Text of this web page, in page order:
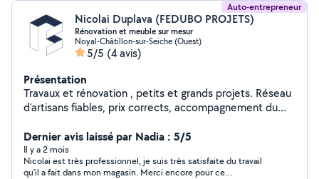
Auto-entrepreneur
Nicolai Duplava (FEDUBO PROJETS)
Rénovation et meuble sur mesur
Noyal-Châtillon-sur-Seiche (Ouest)
5/5 (4 avis)
Présentation
Travaux et rénovation , petits et grands projets. Réseau
d'artisans fiables, prix corrects, accompagnement du
meubles sur mesure. Devis rapide.
Dernier avis laissé par Nadia : 5/5
Il y a 2 mois
Nicolai est très professionnel, je suis très satisfaite du travail
qu’il a fait dans mon magasin. Merci encore pour ce